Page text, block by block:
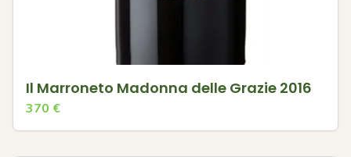
Il Marroneto Madonna delle Grazie 2016
370 €